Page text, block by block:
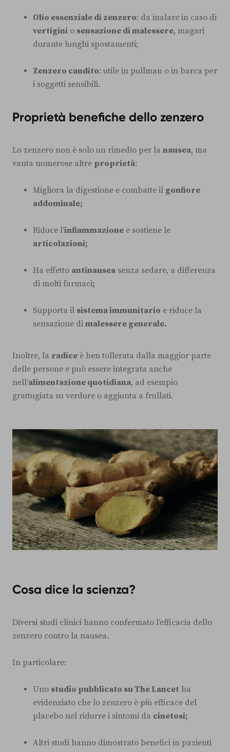
Olio essenziale di zenzero: da inalare in caso di
vertigini o sensazione di malessere, magari
durante lunghi spostamenti;
Zenzero candito: utile in pullman o in barca per
i soggetti sensibili.
Proprietà benefiche dello zenzero
Lo zenzero non è solo un rimedio per la nausea, ma
vanta numerose altre proprietà:
Migliora la digestione e combatte il gonfiore
addominale;
Riduce l’infiammazione e sostiene le
articolazioni;
Ha effetto antinausea senza sedare, a differenza
di molti farmaci;
Supporta il sistema immunitario e riduce la
sensazione di malessere generale.
Inoltre, la radice è ben tollerata dalla maggior parte
delle persone e può essere integrata anche
nell’alimentazione quotidiana, ad esempio
grattugiata su verdure o aggiunta a frullati.
Cosa dice la scienza?
Diversi studi clinici hanno confermato l’efficacia dello
zenzero contro la nausea.
In particolare:
Uno studio pubblicato su The Lancet ha
evidenziato che lo zenzero è più efficace del
placebo nel ridurre i sintomi da cinetosi;
Altri studi hanno dimostrato benefici in pazienti